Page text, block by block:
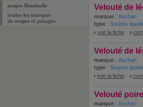
soupes Bonduelle
toutes les marques
de soupes et potages
Velouté de
marque : Auchan
type : Soupes
voir la fiche
Velouté de
marque : Auchan
type : Soupes
voir la fiche
Velouté
marque : Auchan